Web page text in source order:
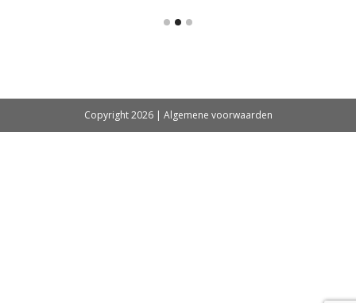
Copyright 2026 | Algemene voorwaarden